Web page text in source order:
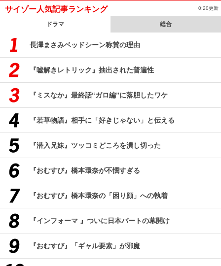
サイゾー人気記事ランキング 0:20更新
ドラマ 総合
長澤まさみベッドシーン称賛の理由
『嘘解きレトリック』抽出された普遍性
『ミスなか』最終話“ガロ編”に落胆したワケ
『若草物語』相手に「好きじゃない」と伝える
『潜入兄妹』ツッコミどころを潰し切った
『おむすび』橋本環奈が不憫すぎる
『おむすび』橋本環奈の「困り顔」への執着
『インフォーマ 』ついに日本パートの幕開け
『おむすび』「ギャル要素」が邪魔